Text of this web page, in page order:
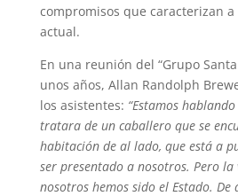
compromisos que caracterizan
actual.
En una reunión del “Grupo
unos años, Allan Randolph
los asistentes: “Estamos
tratara de un caballero que se
habitación de al lado, que está a
ser presentado a nosotros. Pero la
nosotros hemos sido el Estado. De